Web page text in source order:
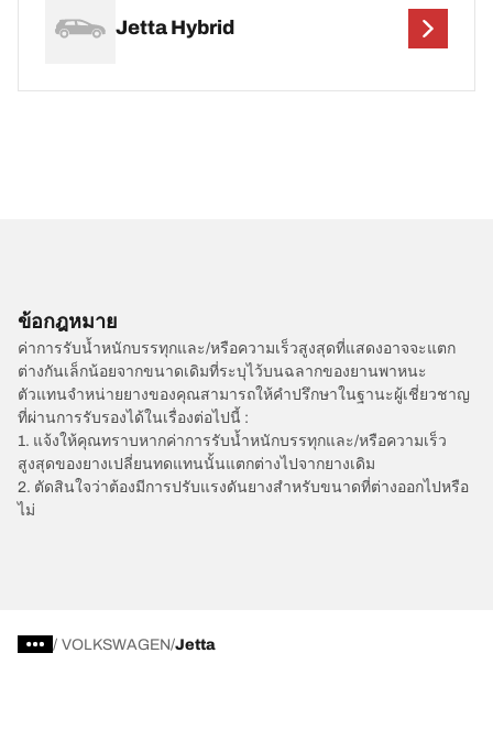
Jetta Hybrid
ข้อกฎหมาย
ค่าการรับน้ำหนักบรรทุกและ/หรือความเร็วสูงสุดที่แสดงอาจจะแตก
ต่างกันเล็กน้อยจากขนาดเดิมที่ระบุไว้บนฉลากของยานพาหนะ
ตัวแทนจำหน่ายยางของคุณสามารถให้คำปรึกษาในฐานะผู้เชี่ยวชาญ
ที่ผ่านการรับรองได้ในเรื่องต่อไปนี้ :
1. แจ้งให้คุณทราบหากค่าการรับน้ำหนักบรรทุกและ/หรือความเร็ว
สูงสุดของยางเปลี่ยนทดแทนนั้นแตกต่างไปจากยางเดิม
2. ตัดสินใจว่าต้องมีการปรับแรงดันยางสำหรับขนาดที่ต่างออกไปหรือ
ไม่
/ VOLKSWAGEN Jetta